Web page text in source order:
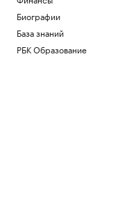
Биографии
База знаний
РБК Образование